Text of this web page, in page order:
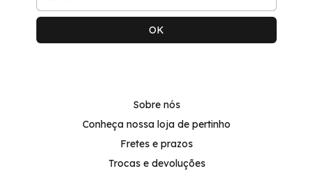
Sobre nós
Conheça nossa loja de pertinho
Fretes e prazos
Trocas e devoluções